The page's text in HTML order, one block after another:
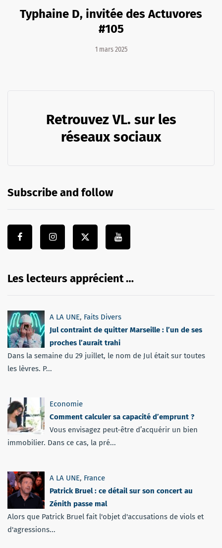
Typhaine D, invitée des Actuvores
#105
1 mars 2025
Retrouvez VL. sur les
réseaux sociaux
Subscribe and follow
Les lecteurs apprécient …
A LA UNE, Faits Divers
Jul contraint de quitter Marseille : l’un de ses
proches l’aurait trahi
Dans la semaine du 29 juillet, le nom de Jul était sur toutes
les lèvres. P...
Economie
Comment calculer sa capacité d’emprunt ?
Vous envisagez peut-être d’acquérir un bien
immobilier. Dans ce cas, la pré...
A LA UNE, France
Patrick Bruel : ce détail sur son concert au
Zénith passe mal
Alors que Patrick Bruel fait l'objet d'accusations de viols et
d'agressions...